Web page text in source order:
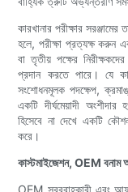
কারখানার পরীক্ষার
হলে, পরীক্ষা প্রত্যক্ষ করুন
বা তৃতীয় পক্ষের
প্রদান করতে পারে। যে
সংশোধনমূলক পদক্ষেপ,
একটি দীর্ঘমেয়াদী
হিসেবে না দেখে একটি
করে।
কাস্টমাইজেশন, OEM বনাম